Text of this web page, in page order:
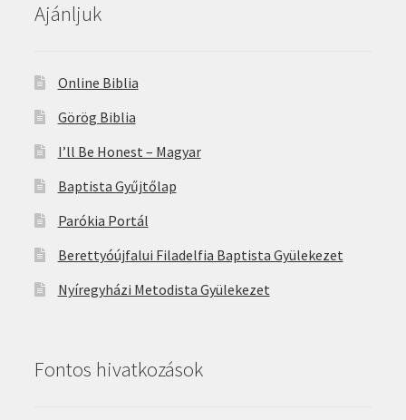
Ajánljuk
Online Biblia
Görög Biblia
I’ll Be Honest – Magyar
Baptista Gyűjtőlap
Parókia Portál
Berettyóújfalui Filadelfia Baptista Gyülekezet
Nyíregyházi Metodista Gyülekezet
Fontos hivatkozások